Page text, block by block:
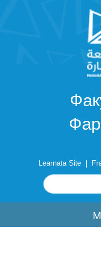
Learnata Site |